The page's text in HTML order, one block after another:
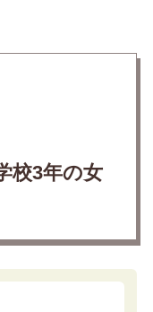
校3年の女